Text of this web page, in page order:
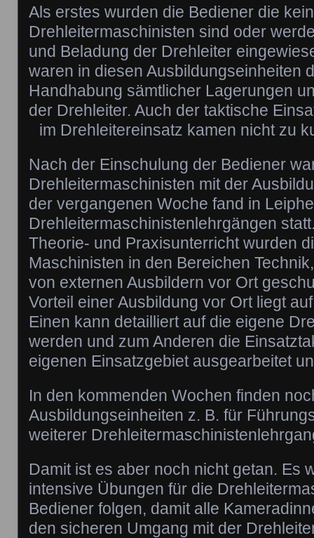
Als erstes wurden die Bediener die
Drehleitermaschinisten sind oder
und Beladung der Drehleiter
waren in diesen Ausbildungseinheiten
Handhabung sämtlicher Lagerungen
der Drehleiter. Auch der taktische
im Drehleitereinsatz kamen nicht zu
Nach der Einschulung der Bediener
Drehleitermaschinisten mit der
der vergangenen Woche fand in
Drehleitermaschinistenlehrgängen
Theorie- und Praxisunterricht wurden
Maschinisten in den Bereichen
von externen Ausbildern vor Ort
Vorteil einer Ausbildung vor Ort liegt
Einen kann detailliert auf die eigene
werden und zum Anderen die
eigenen Einsatzgebiet ausgearbeitet
In den kommenden Wochen finden
Ausbildungseinheiten z. B. für
weiterer
Damit ist es aber noch nicht getan. Es
intensive Übungen für die
Bediener folgen, damit alle
den sicheren Umgang mit der